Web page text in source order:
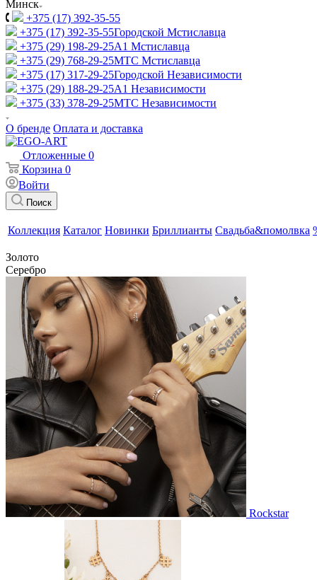
Минск
+375 (17) 392-35-55
+375 (17) 392-35-55Городской Мстиславца
+375 (29) 198-29-25A1 Мстиславца
+375 (29) 768-29-25МТС Мстиславца
+375 (17) 317-29-25Городской Независимости
+375 (29) 188-29-25A1 Независимости
+375 (33) 378-29-25МТС Независимости
О бренде Оплата и доставка
Отложенные 0
Корзина 0
Войти
Поиск
Коллекция Каталог Новинки Бриллианты Свадьба&помолвка
Золото
Серебро
Rockstar